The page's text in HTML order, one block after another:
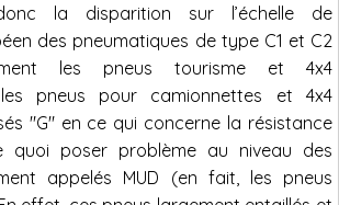
la disparition sur l’échelle de
des pneumatiques de type C1 et C2
les pneus tourisme et 4x4
pneus pour camionnettes et 4x4
"G" en ce qui concerne la résistance
quoi poser problème au niveau des
appelés MUD (en fait, les pneus